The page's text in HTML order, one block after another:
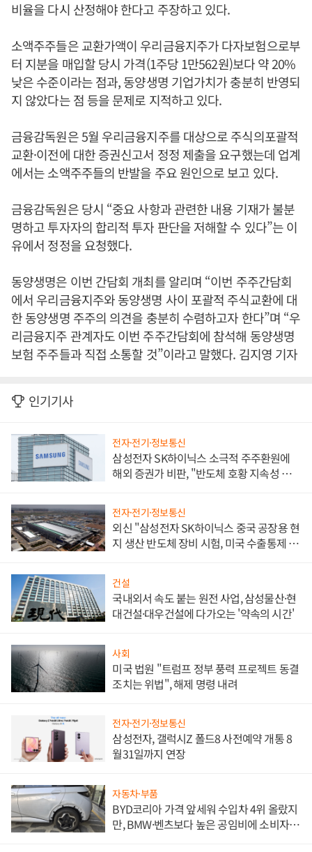
비율을 다시 산정해야 한다고 주장하고 있다.
소액주주들은 교환가액이 우리금융지주가 다자보험으로부
터 지분을 매입할 당시 가격(1주당 1만562원)보다 약 20%
낮은 수준이라는 점과, 동양생명 기업가치가 충분히 반영되
지 않았다는 점 등을 문제로 지적하고 있다.
금융감독원은 5월 우리금융지주를 대상으로 주식의포괄적
교환·이전에 대한 증권신고서 정정 제출을 요구했는데 업계
에서는 소액주주들의 반발을 주요 원인으로 보고 있다.
금융감독원은 당시 “중요 사항과 관련한 내용 기재가 불분
명하고 투자자의 합리적 투자 판단을 저해할 수 있다”는 이
유에서 정정을 요청했다.
동양생명은 이번 간담회 개최를 알리며 “이번 주주간담회
에서 우리금융지주와 동양생명 사이 포괄적 주식교환에 대
한 동양생명 주주의 의견을 충분히 수렴하고자 한다”며 “우
리금융지주 관계자도 이번 주주간담회에 참석해 동양생명
보험 주주들과 직접 소통할 것”이라고 말했다. 김지영 기자
인기기사
전자·전기·정보통신
삼성전자 SK하이닉스 소극적 주주환원에
해외 증권가 비판, "반도체 호황 지속성 의
전자·전기·정보통신
외신 "삼성전자 SK하이닉스 중국 공장용 현
지 생산 반도체 장비 시험, 미국 수출통제 대
건설
국내외서 속도 붙는 원전 사업, 삼성물산·현
대건설·대우건설에 다가오는 '약속의 시간'
사회
미국 법원 "트럼프 정부 풍력 프로젝트 동결
조치는 위법", 해제 명령 내려
전자·전기·정보통신
삼성전자, 갤럭시Z 폴드8 사전예약 개통 8
월31일까지 연장
자동차·부품
BYD코리아 가격 앞세워 수입차 4위 올랐지
만, BMW·벤츠보다 높은 공임비에 소비자